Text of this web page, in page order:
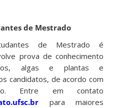
de Mestrado
de Mestrado é
prova de conhecimento
algas e plantas e
candidatos, de acordo com
Entre em contato
para maiores